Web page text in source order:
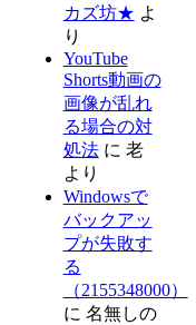
カズ坊★ よ
り
YouTube
Shorts動画の
画像が乱れ
る場合の対
処法に 老
より
Windowsで
バックアッ
プが失敗す
る
（2155348000）
に 名無しの